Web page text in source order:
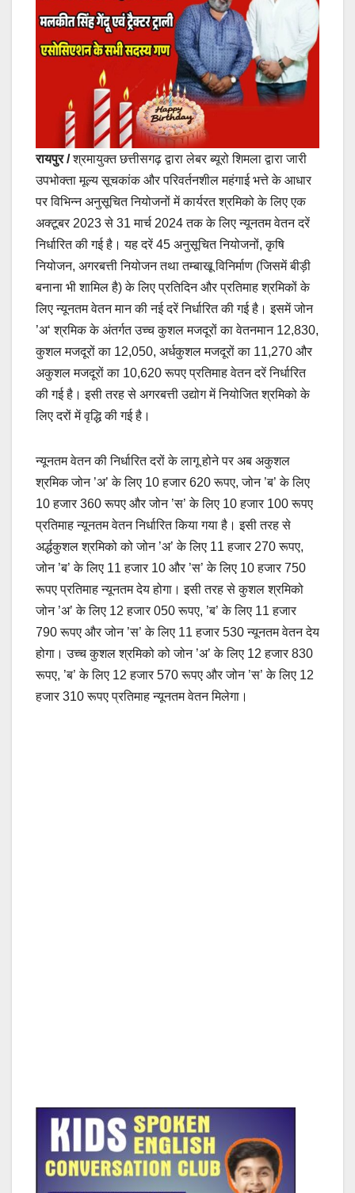
रायपुर /श्रमायुक्त छत्तीसगढ़ द्वारा लेबर ब्यूरो शिमला द्वारा जारी
उपभोक्ता मूल्य सूचकांक और परिवर्तनशील महंगाई भत्ते के आधार
पर विभिन्न अनुसूचित नियोजनों में कार्यरत श्रमिको के लिए एक
अक्टूबर 2023 से 31 मार्च 2024 तक के लिए न्यूनतम वेतन दरें
निर्धारित की गई है। यह दरें 45 अनुसूचित नियोजनों, कृषि
नियोजन, अगरबत्ती नियोजन तथा तम्बाखू विनिर्माण (जिसमें बीड़ी
बनाना भी शामिल है) के लिए प्रतिदिन और प्रतिमाह श्रमिकों के
लिए न्यूनतम वेतन मान की नई दरें निर्धारित की गई है। इसमें जोन
’अ‘ श्रमिक के अंतर्गत उच्च कुशल मजदूरों का वेतनमान 12,830,
कुशल मजदूरों का 12,050, अर्धकुशल मजदूरों का 11,270 और
अकुशल मजदूरों का 10,620 रूपए प्रतिमाह वेतन दरें निर्धारित
की गई है। इसी तरह से अगरबत्ती उद्योग में नियोजित श्रमिको के
लिए दरों में वृद्धि की गई है।
न्यूनतम वेतन की निर्धारित दरों के लागू होने पर अब अकुशल
श्रमिक जोन ’अ’ के लिए 10 हजार 620 रूपए, जोन ’ब’ के लिए
10 हजार 360 रूपए और जोन ’स’ के लिए 10 हजार 100 रूपए
प्रतिमाह न्यूनतम वेतन निर्धारित किया गया है। इसी तरह से
अर्द्धकुशल श्रमिको को जोन ’अ’ के लिए 11 हजार 270 रूपए,
जोन ’ब’ के लिए 11 हजार 10 और ’स’ के लिए 10 हजार 750
रूपए प्रतिमाह न्यूनतम देय होगा। इसी तरह से कुशल श्रमिको
जोन ’अ’ के लिए 12 हजार 050 रूपए, ’ब’ के लिए 11 हजार
790 रूपए और जोन ’स’ के लिए 11 हजार 530 न्यूनतम वेतन देय
होगा। उच्च कुशल श्रमिको को जोन ’अ’ के लिए 12 हजार 830
रूपए, ’ब’ के लिए 12 हजार 570 रूपए और जोन ’स’ के लिए 12
हजार 310 रूपए प्रतिमाह न्यूनतम वेतन मिलेगा।